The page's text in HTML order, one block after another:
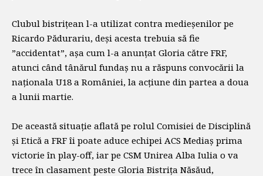
Clubul bistrițean l-a utilizat contra medieșenilor pe
Ricardo Pădurariu, deși acesta trebuia să fie
”accidentat”, așa cum l-a anunțat Gloria către FRF,
atunci când tânărul fundaș nu a răspuns convocării la
naționala U18 a României, la acțiune din partea a doua
a lunii martie.
De această situație aflată pe rolul Comisiei de Disciplină
și Etică a FRF îi poate aduce echipei ACS Mediaș prima
victorie în play-off, iar pe CSM Unirea Alba Iulia o va
trece în clasament peste Gloria Bistrița Năsăud,